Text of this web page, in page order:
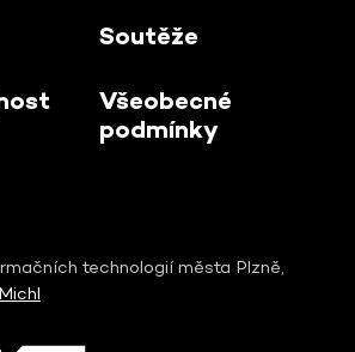
Soutěže
Všeobecné
podmínky
technologií města Plzně,